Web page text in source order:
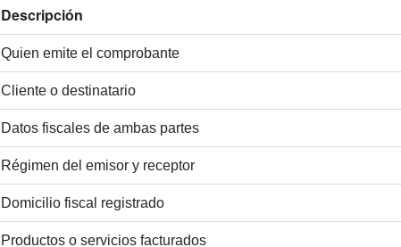
Descripción
Quien emite el comprobante
Cliente o destinatario
Datos fiscales de ambas partes
Régimen del emisor y receptor
Domicilio fiscal registrado
Productos o servicios facturados